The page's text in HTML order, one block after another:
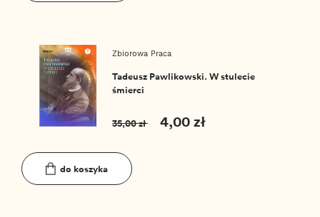
Zbiorowa Praca
Tadeusz Pawlikowski. W stulecie
śmierci
35,00 zł 4,00 zł
do koszyka